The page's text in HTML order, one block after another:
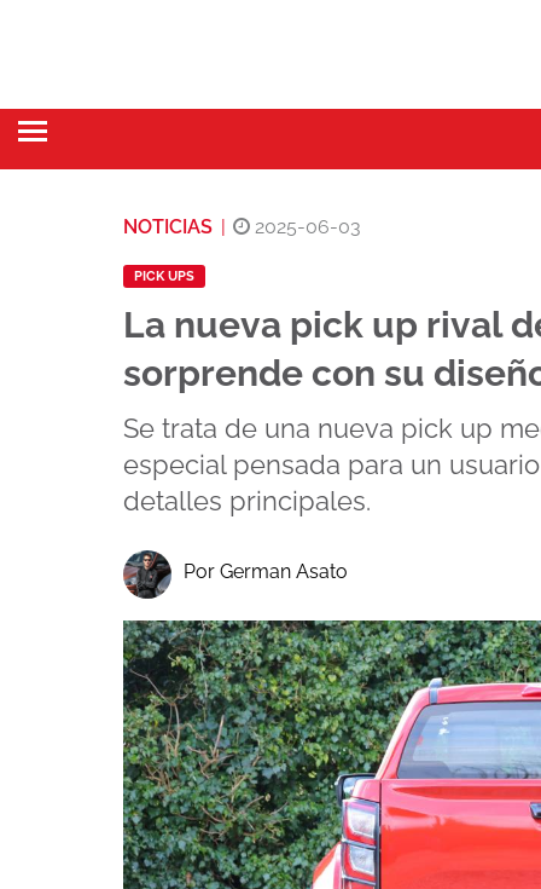
NOTICIAS 2025-06-03
PICK UPS
La nueva pick up rival
sorprende con su
Se trata de una nueva pick up
especial pensada para un
detalles principales.
Por German Asato